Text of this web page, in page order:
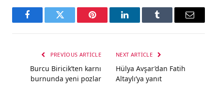
FacebookTwitter Pinterest LinkedInTumblr Email
PREVIOUS ARTICLE
Burcu Biricik’ten karnı
burnunda yeni pozlar
NEXT ARTICLE
Hülya Avşar’dan Fatih
Altaylı’ya yanıt